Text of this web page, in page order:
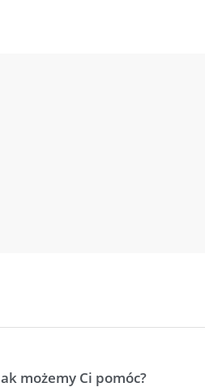
możemy Ci pomóc?